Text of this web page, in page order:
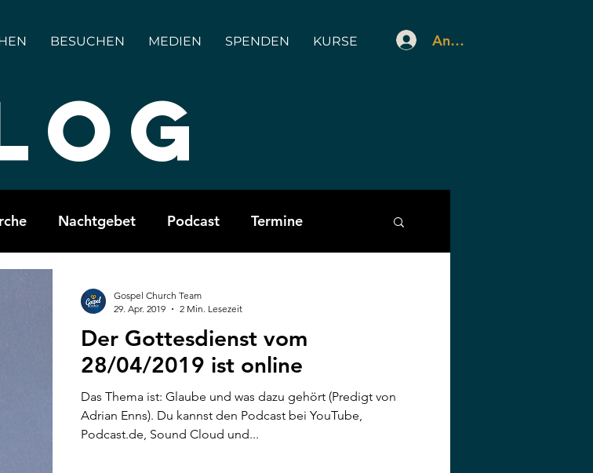
BESUCHEN MEDIEN SPENDEN KURSE Anmelden
Nachtgebet Podcast Termine
Der Gottesdienst vom
28/04/2019 ist online
Das Thema ist: Glaube und was dazu gehört (Predigt von
Adrian Enns). Du kannst den Podcast bei YouTube,
Podcast.de, Sound Cloud und...
Gospel Church Team
29. Apr. 2019
2 Min. Lesezeit